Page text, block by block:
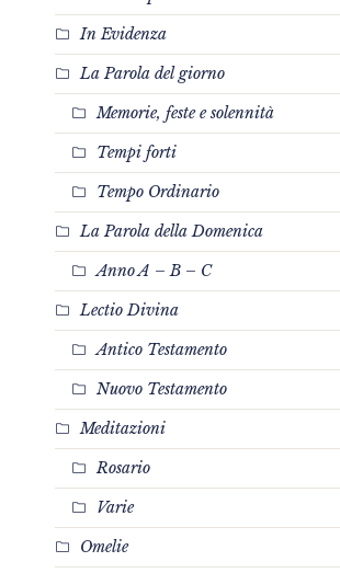
In Evidenza
La Parola del giorno
Memorie, feste e solennità
Tempi forti
Tempo Ordinario
La Parola della Domenica
Anno A – B – C
Lectio Divina
Antico Testamento
Nuovo Testamento
Meditazioni
Rosario
Varie
Omelie